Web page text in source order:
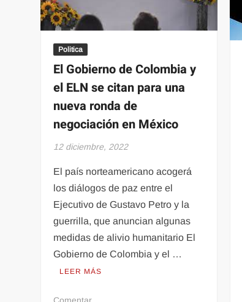
Carmen
Politica
El Gobierno de Colombia y
el ELN se citan para una
nueva ronda de
negociación en México
12 diciembre, 2022
El país norteamericano acogerá
los diálogos de paz entre el
Ejecutivo de Gustavo Petro y la
guerrilla, que anuncian algunas
medidas de alivio humanitario El
Gobierno de Colombia y el …
LEER MÁS
en